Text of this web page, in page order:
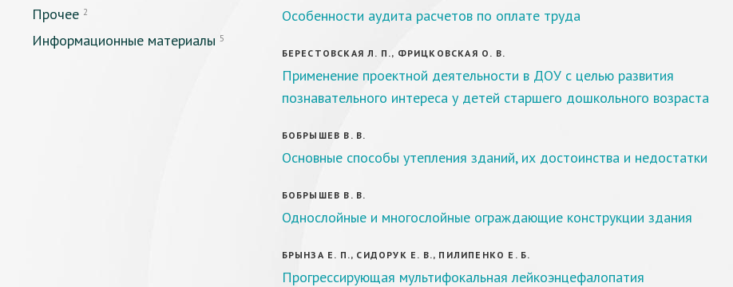
Прочее 2
Информационные материалы 5
Особенности аудита расчетов по оплате труда
БЕРЕСТОВСКАЯ Л. П., ФРИЦКОВСКАЯ О. В.
Применение проектной деятельности в ДОУ с целью развития
познавательного интереса у детей старшего дошкольного возраста
БОБРЫШЕВ В. В.
Основные способы утепления зданий, их достоинства и недостатки
БОБРЫШЕВ В. В.
Однослойные и многослойные ограждающие конструкции здания
БРЫНЗА Е. П., СИДОРУК Е. В., ПИЛИПЕНКО Е. Б.
Прогрессирующая мультифокальная лейкоэнцефалопатия